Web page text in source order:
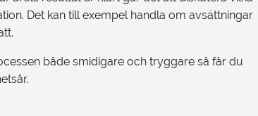
Det kan till exempel handla om avsättningar
både smidigare och tryggare så får du